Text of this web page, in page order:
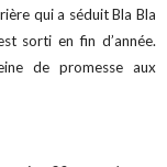
qui a séduit Bla Bla
sorti en fin d’année.
de promesse aux